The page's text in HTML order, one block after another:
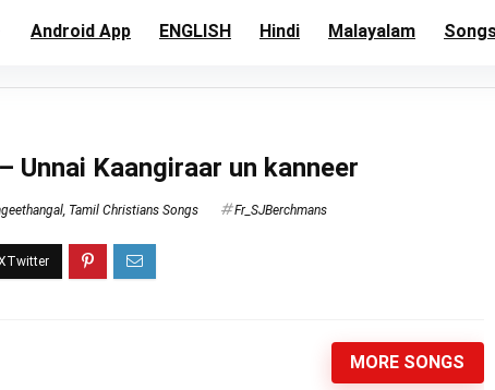
Android App ENGLISH Hindi Malayalam
Kaangiraar un kanneer
, Tamil Christians Songs Fr_SJBerchmans
MORE SONGS